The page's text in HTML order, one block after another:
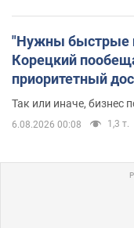
"Нужны быстрые
Корецкий
приоритетный
помещениям
Так или иначе, бизнес
6.08.2026 00:08 1,3 т.